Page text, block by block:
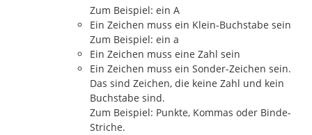
Zum Beispiel: ein A
Ein Zeichen muss ein Klein-Buchstabe sein
Zum Beispiel: ein a
Ein Zeichen muss eine Zahl sein
Ein Zeichen muss ein Sonder-Zeichen sein.
Das sind Zeichen, die keine Zahl und kein
Buchstabe sind.
Zum Beispiel: Punkte, Kommas oder Binde-
Striche.